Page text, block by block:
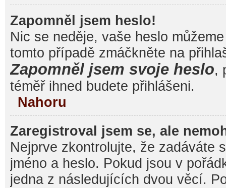
Zapomněl jsem heslo!
Nic se neděje, vaše heslo
tomto případě zmáčkněte na
Zapomněl jsem svoje heslo,
téměř ihned budete přihlášeni.
Nahoru
Zaregistroval jsem se, ale
Nejprve zkontrolujte, že zadáváte
jméno a heslo. Pokud jsou v
jedna z následujících dvou věcí.